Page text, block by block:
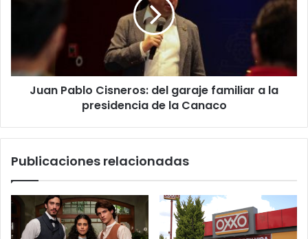
la
presidencia
Juan Pablo Cisneros: del garaje familiar a la
presidencia de la Canaco
Publicaciones relacionadas